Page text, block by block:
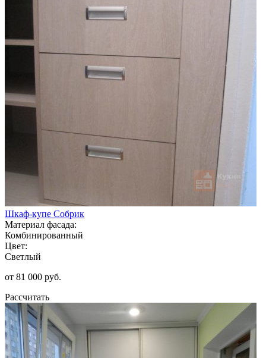
Шкаф-купе Собрик
Материал фасада:
Комбинированный
Цвет:
Светлый
от 81 000 руб.
Рассчитать